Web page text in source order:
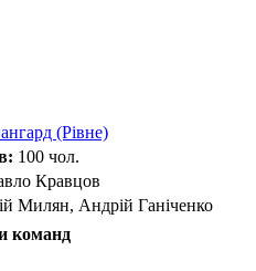
(Рівне)
100 чол.
Кравцов
Милян, Андрій Ганіченко
команд